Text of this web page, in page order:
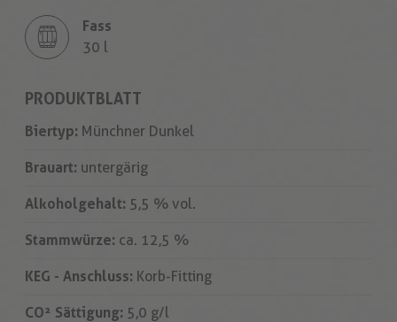
Fass
30 l
PRODUKTBLATT
Biertyp: Münchner Dunkel
Brauart: untergärig
Alkoholgehalt: 5,5 % vol.
Stammwürze: ca. 12,5 %
KEG - Anschluss: Korb-Fitting
CO² Sättigung: 5,0 g/l